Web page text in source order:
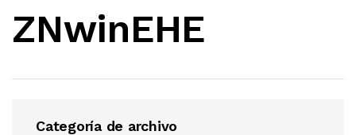
ZNwinEHE
Categoría de archivo